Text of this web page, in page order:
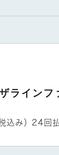
ライン
込み）24回